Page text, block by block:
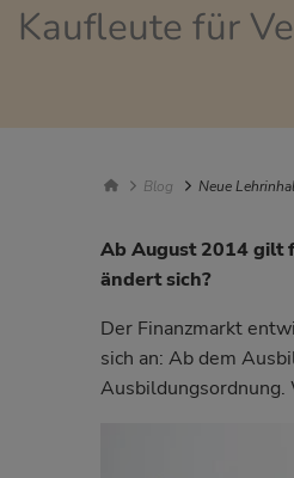
Kaufleute für
Breadcrumb
Blog Neue
Ab August 2014 gilt
ändert sich?
Der Finanzmarkt
sich an: Ab dem